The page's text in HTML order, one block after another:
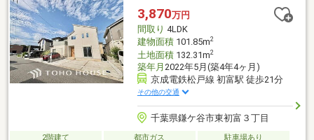
置。各居室収納に加え、衣類や季節用品をまとめて収納できるた
め、住まい全体をすっきりと保てます。■長期優良住宅認定取
得、住宅性能評価取得予定の安心仕様。
3,870万円
間取り 4LDK
建物面積101.85m2
土地面積132.31m2
築年月 2022年5月(築4年4ヶ月)
京成電鉄松戸線 初富駅 徒歩21分
その他の交通
千葉県鎌ケ谷市東初富３丁目
2階建て 都市ガス
駐車場あり